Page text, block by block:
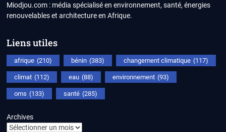
Miodjou.com : média spécialisé en environnement, santé, énergies
renouvelables et architecture en Afrique.
Liens utiles
afrique (210) bénin (383) changement climatique (117)
climat (112) eau (88) environnement (93)
oms (133) santé (285)
Archives